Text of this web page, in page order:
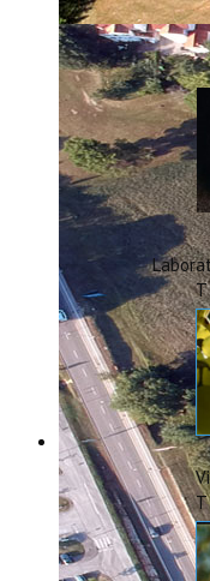
INHERIT
CONSUMLESS
IstraOILFest
ARHIVA
Izdavačka
Izbor u
Dokumenti
Statut
Strategija
CIP
Pravo na pristup
Zaštita osobnih
Godišnji izvještaj
Javna nabava
Natječaji za radna
Zakonodavni okvir
Akti Instituta
Linkovi
Kontakt
webmail
Popularizacija znanosti